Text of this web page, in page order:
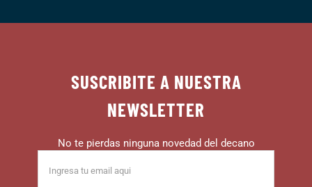
SUSCRIBITE A NUESTRA
NEWSLETTER
No te pierdas ninguna novedad del decano